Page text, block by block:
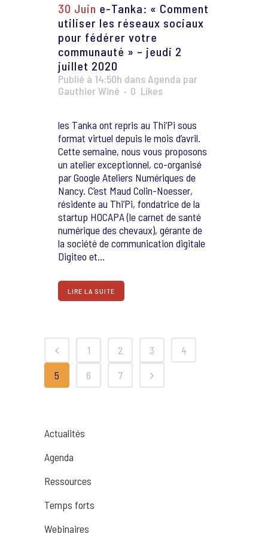
30 Juin e-Tanka: « Comment
utiliser les réseaux sociaux
pour fédérer votre
communauté » – jeudi 2
juillet 2020
Publié à 14:50h dans Agenda par
Gauthier Winé
0 Likes
les Tanka ont repris au Thi’Pi sous
format virtuel depuis le mois d’avril.
Cette semaine, nous vous proposons
un atelier exceptionnel, co-organisé
par Google Ateliers Numériques de
Nancy. C’est Maud Colin-Noesser,
résidente au Thi’Pi, fondatrice de la
startup HOCAPA (le carnet de santé
numérique des chevaux), gérante de
la société de communication digitale
Digiteo et...
LIRE LA SUITE
1 2 3
4
5
6 7
Actualités
Agenda
Ressources
Temps forts
Webinaires